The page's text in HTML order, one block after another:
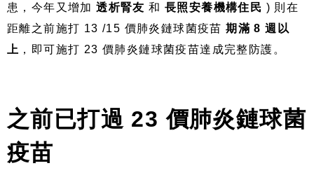
患，今年又增加 透析腎友和長照安養機構住民 ) 則在
距離之前施打 13 /15 價肺炎鏈球菌疫苗期滿 8 週以
上 ，即可施打 23 價肺炎鏈球菌疫苗達成完整防護。
之前已打過 23 價肺炎鏈球菌
疫苗